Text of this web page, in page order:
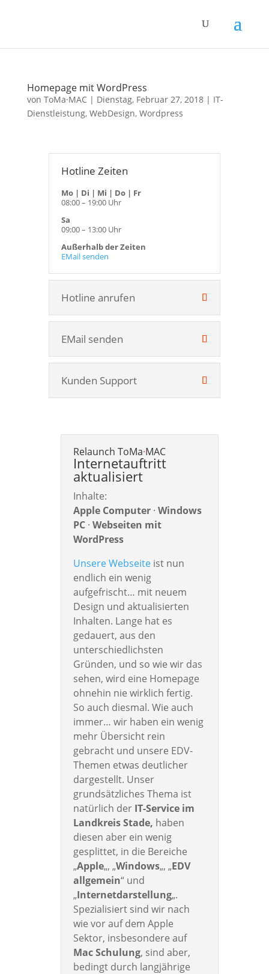
Homepage mit WordPress
von ToMa·MAC| Dienstag, Februar 27, 2018| IT-
Dienstleistung, WebDesign, Wordpress
Hotline Zeiten
Mo | Di | Mi | Do | Fr
08:00 – 19:00 Uhr
Sa
09:00 – 13:00 Uhr
Außerhalb der Zeiten
EMail senden
Hotline anrufen
EMail senden
Kunden Support
Relaunch ToMa·MAC
Internetauftritt
aktualisiert
Inhalte:
Apple Computer· Windows
PC· Webseiten mit
WordPress
Unsere Webseiteist nun
endlich ein wenig
aufgefrischt… mit neuem
Design und aktualisierten
Inhalten. Lange hat es
gedauert, aus den
unterschiedlichsten
Gründen, und so wie wir das
sehen, wird eine Homepage
ohnehin nie wirklich fertig.
So auch diesmal. Wie auch
immer… wir haben ein wenig
mehr Übersicht rein
gebracht und unsere EDV-
Themen etwas deutlicher
dargestellt. Unser
grundsätzliches Thema ist
natürlich der IT-Service im
Landkreis Stade, haben
diesen aber ein wenig
gesplittet, in die Bereiche
„Apple„, „Windows„, „EDV
allgemein“ und
„Internetdarstellung„.
Spezialisiert sind wir nach
wie vor auf dem Apple
Sektor, insbesondere auf
Mac Schulung, sind aber,
bedingt durch langjährige